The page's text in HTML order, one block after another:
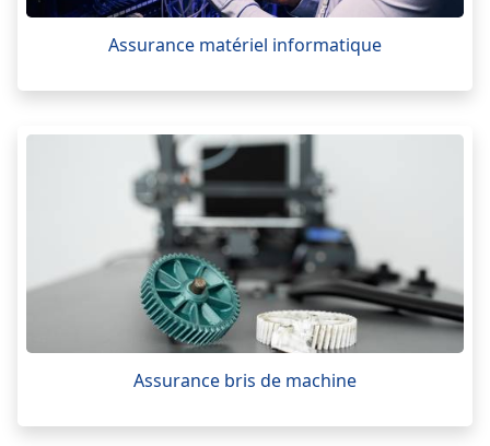
Assurance matériel informatique
Assurance bris de machine